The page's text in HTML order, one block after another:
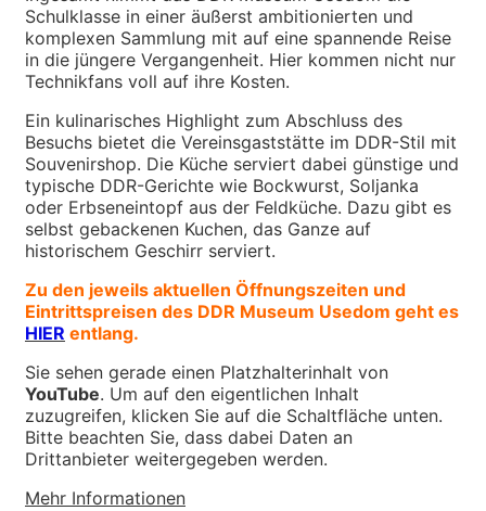
Schulklasse in einer äußerst ambitionierten und
komplexen Sammlung mit auf eine spannende Reise
in die jüngere Vergangenheit. Hier kommen nicht nur
Technikfans voll auf ihre Kosten.
Ein kulinarisches Highlight zum Abschluss des
Besuchs bietet die Vereinsgaststätte im DDR-Stil mit
Souvenirshop. Die Küche serviert dabei günstige und
typische DDR-Gerichte wie Bockwurst, Soljanka
oder Erbseneintopf aus der Feldküche. Dazu gibt es
selbst gebackenen Kuchen, das Ganze auf
historischem Geschirr serviert.
Zu den jeweils aktuellen Öffnungszeiten und
Eintrittspreisen des DDR Museum Usedom geht es
HIER entlang.
Sie sehen gerade einen Platzhalterinhalt von
YouTube. Um auf den eigentlichen Inhalt
zuzugreifen, klicken Sie auf die Schaltfläche unten.
Bitte beachten Sie, dass dabei Daten an
Drittanbieter weitergegeben werden.
Mehr Informationen